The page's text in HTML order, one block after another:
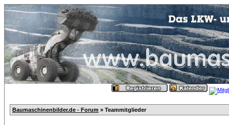
Baumaschinenbilder.de - Forum » Teammitglieder